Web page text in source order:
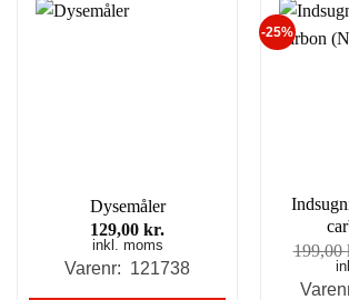
Dysemåler
129,00 kr.
inkl. moms
Varenr: 121738
-25%
199,00